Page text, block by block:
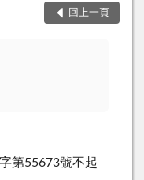
回上一頁
第55673號不起